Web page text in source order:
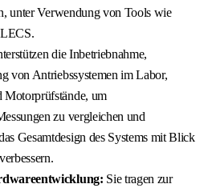
unter Verwendung von Tools wie
die Inbetriebnahme,
von Antriebssystemen im Labor,
um
zu vergleichen und
Gesamtdesign des Systems mit Blick
Sie tragen zur